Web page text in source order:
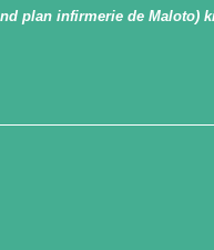
plan infirmerie de Maloto)